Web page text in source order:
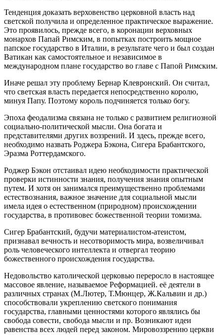
Тенденция доказать верховенство церковной власть над
светской получила и определенное практическое выражение.
Это проявилось, прежде всего, в коронации верховных
монархов Папай Римским, в попытках построить мощное
папское государство в Италии, в результате чего и был создан
Ватикан как самостоятельное и независимое в
международном плане государство во главе с Папой Римским.
Иначе решал эту проблему Бернар Клевронский. Он считал,
что светская власть передается непосредственно королю,
минуя Папу. Поэтому король подчиняется только богу.
Эпоха феодализма связана не только с развитием религиозной
социально-политической мысли. Она богата и
представителями других воззрений. И здесь, прежде всего,
необходимо назвать Роджера Бэкона, Сигера Брабантского,
Эразма Роттердамского.
Роджер Бэкон отстаивал идею необходимости практической
проверки истинности знания, получения знания опытным
путем. И хотя он занимался преимущественно проблемами
естествознания, важное значение для социальной мысли
имела идея о естественном (природном) происхождении
государства, в противовес божественной теории томизма.
Сигер Брабантский, будучи материалистом-атеистом,
признавал вечность и несотворимость мира, возвеличивал
роль человеческого интеллекта и отвергал теорию
божественного происхождения государства.
Недовольство католической церковью переросло в настоящее
массовое явление, называемое Реформацией. её деятели в
различных странах (М.Лютер, Т.Мюнцер, Ж.Кальвин и др.)
способствовали укреплению светского понимания
государства, главными ценностями которого являлись бы
свобода совести, свобода мысли и пр. Возникают идеи
равенства всех людей перед законом. Мировоззрению церкви